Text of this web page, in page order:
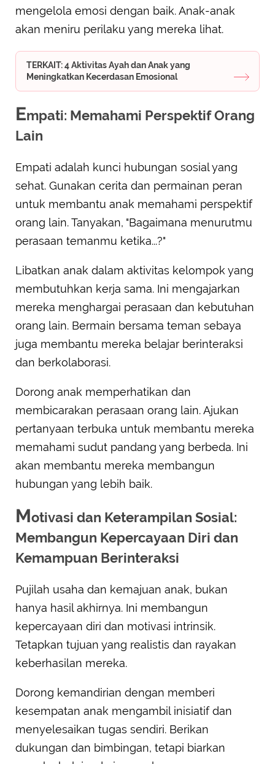
mengelola emosi dengan baik. Anak-anak
akan meniru perilaku yang mereka lihat.
TERKAIT: 4 Aktivitas Ayah dan Anak yang
Meningkatkan Kecerdasan Emosional
Empati: Memahami Perspektif Orang
Lain
Empati adalah kunci hubungan sosial yang
sehat. Gunakan cerita dan permainan peran
untuk membantu anak memahami perspektif
orang lain. Tanyakan, "Bagaimana menurutmu
perasaan temanmu ketika...?"
Libatkan anak dalam aktivitas kelompok yang
membutuhkan kerja sama. Ini mengajarkan
mereka menghargai perasaan dan kebutuhan
orang lain. Bermain bersama teman sebaya
juga membantu mereka belajar berinteraksi
dan berkolaborasi.
Dorong anak memperhatikan dan
membicarakan perasaan orang lain. Ajukan
pertanyaan terbuka untuk membantu mereka
memahami sudut pandang yang berbeda. Ini
akan membantu mereka membangun
hubungan yang lebih baik.
Motivasi dan Keterampilan Sosial:
Membangun Kepercayaan Diri dan
Kemampuan Berinteraksi
Pujilah usaha dan kemajuan anak, bukan
hanya hasil akhirnya. Ini membangun
kepercayaan diri dan motivasi intrinsik.
Tetapkan tujuan yang realistis dan rayakan
keberhasilan mereka.
Dorong kemandirian dengan memberi
kesempatan anak mengambil inisiatif dan
menyelesaikan tugas sendiri. Berikan
dukungan dan bimbingan, tetapi biarkan